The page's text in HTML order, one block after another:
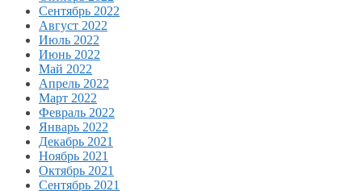
Сентябрь 2022
Август 2022
Июль 2022
Июнь 2022
Май 2022
Апрель 2022
Март 2022
Февраль 2022
Январь 2022
Декабрь 2021
Ноябрь 2021
Октябрь 2021
Сентябрь 2021